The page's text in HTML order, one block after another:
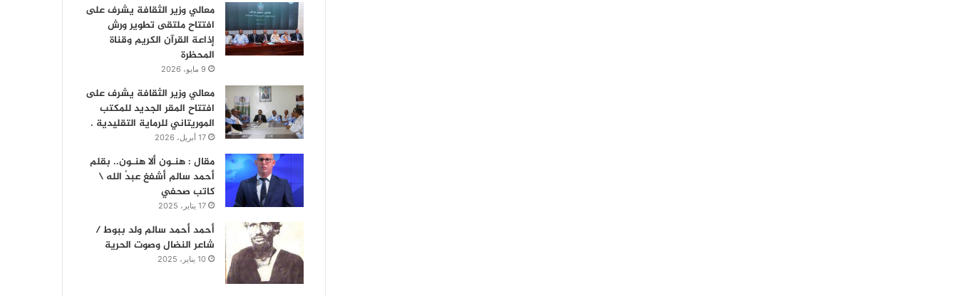
معالي وزير الثقافة يشرف على
افتتاح ملتقى تطوير ورش
إذاعة القرآن الكريم وقناة
المحظرة
9 مايو، 2026
معالي وزير الثقافة يشرف على
افتتاح المقر الجديد للمكتب
الموريتاني للرماية التقليدية .
17 أبريل، 2026
مقال : هنـون ألا هنـون.. بقلم
أحمد سالم أشفغ عبدُ الله \
كاتب صحفي
17 يناير، 2025
أحمد أحمد سالم ولد ببوط /
شاعر النضال وصوت الحرية
10 يناير، 2025